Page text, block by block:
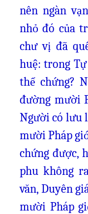
nên ngàn
nhỏ đó của
chư vị đã
huệ: trong
thể chứng?
đường mười
Người có lưu
mười Pháp
chứng được,
phu không
văn, Duyên
mười Pháp